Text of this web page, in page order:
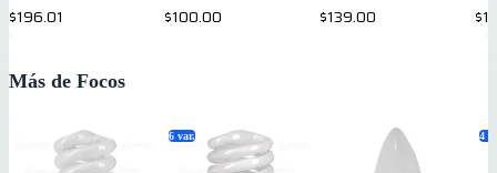
$196.01 $100.00 $139.00
Más de Focos
6 var. 4